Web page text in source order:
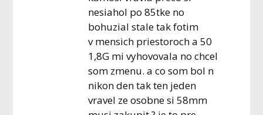
nesiahol po 85tke no
bohuzial stale tak fotim
v mensich priestoroch a 50
1,8G mi vyhovovala no chcel
som zmenu. a co som bol n
nikon den tak ten jeden
vravel ze osobne si 58mm